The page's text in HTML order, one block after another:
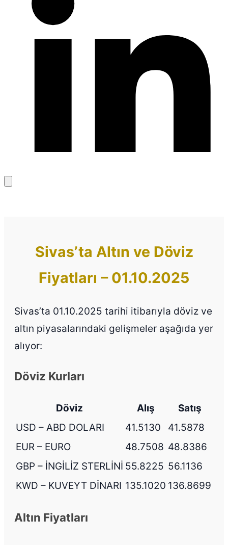
kopyala
Sivas’ta Altın ve Döviz
Fiyatları – 01.10.2025
Sivas’ta 01.10.2025 tarihi itibarıyla döviz ve
altın piyasalarındaki gelişmeler aşağıda yer
alıyor:
Döviz Kurları
Döviz Alış
Satış
USD – ABD DOLARI
41.5130
41.5878
EUR – EURO
48.7508 48.8386
GBP – İNGİLİZ STERLİNİ 55.8225 56.1136
KWD – KUVEYT DİNARI 135.1020 136.8699
Altın Fiyatları